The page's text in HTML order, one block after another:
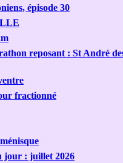
épisode 30
reposant : St André
fractionné
jour : juillet 2026